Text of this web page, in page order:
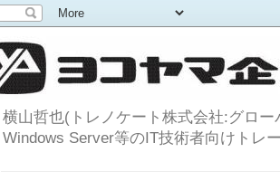
横山哲也(トレノケート株式会社:グロ
Windows Server等のIT技術者向けトレ